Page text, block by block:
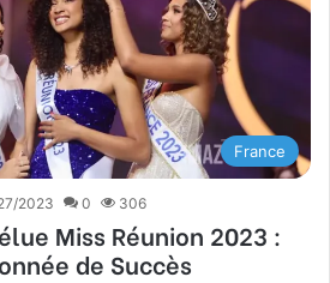
France
2023 0 306
Miss Réunion 2023 :
de Succès